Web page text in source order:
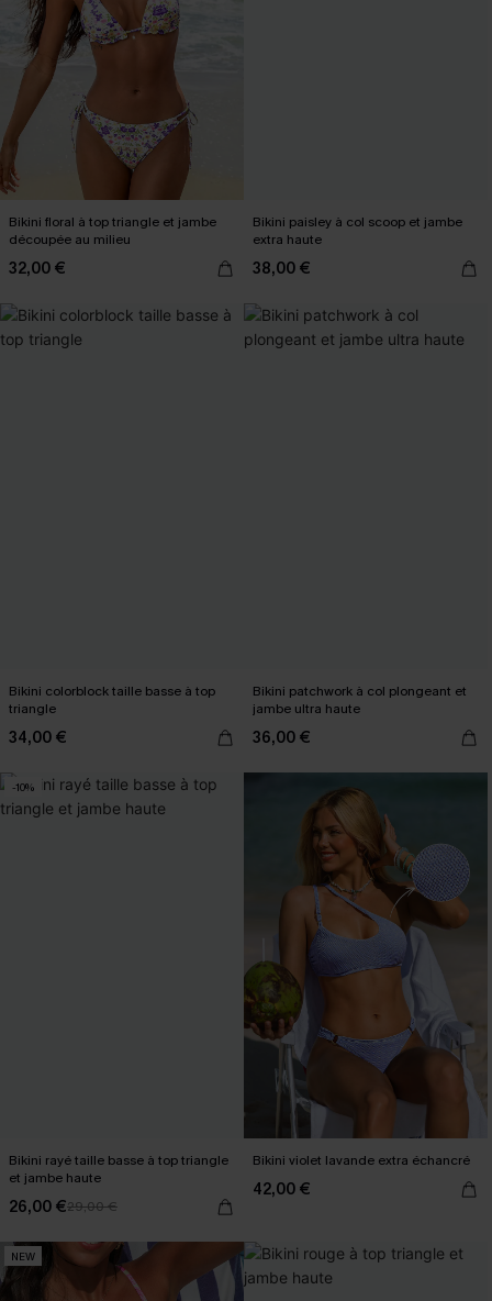
Bikini floral à top triangle et jambe
découpée au milieu
32,00 €
Bikini paisley à col scoop et jambe
extra haute
38,00 €
Bikini colorblock taille basse à top
triangle
34,00 €
Bikini patchwork à col plongeant et
jambe ultra haute
36,00 €
-10%
Bikini rayé taille basse à top triangle
et jambe haute
26,00 €29,00 €
Bikini violet lavande extra échancré
42,00 €
NEW